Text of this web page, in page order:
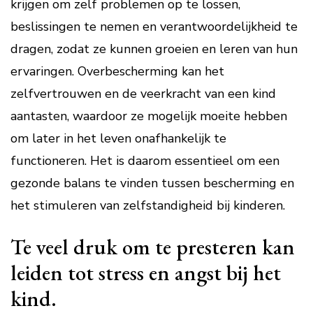
krijgen om zelf problemen op te lossen,
beslissingen te nemen en verantwoordelijkheid te
dragen, zodat ze kunnen groeien en leren van hun
ervaringen. Overbescherming kan het
zelfvertrouwen en de veerkracht van een kind
aantasten, waardoor ze mogelijk moeite hebben
om later in het leven onafhankelijk te
functioneren. Het is daarom essentieel om een
gezonde balans te vinden tussen bescherming en
het stimuleren van zelfstandigheid bij kinderen.
Te veel druk om te presteren kan
leiden tot stress en angst bij het
kind.